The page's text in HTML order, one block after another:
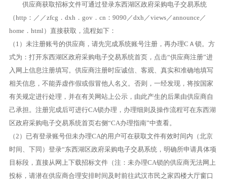
供应商获取招标文件可通过登录东西湖区政府采购电子交易系统
（http：／／zfcg．dxh．gov．cn：9090／dxh／views／announce／
home．html）直接获取，流程如下：
（1）未注册账号的供应商，请先完成系统账号注册，再办理CＡ锁。方
式为：打开东西湖区政府采购电子交易系统首页，点击“供应商注册”进
入网上信息注册填写。供应商注册时应诚信、客观、真实和准确地填写
相关信息，不能弄虚作假或假冒他人名义。否则，一经发现，将按国家
有关规定进行处理，并在有关网站上公示，由此产生的后果由供应商自
己承担。注册完成后可进行CA锁办理，办理细则及操作流程可在东西湖
区政府采购电子交易系统首页右侧“CA办理指南”中查看。
（2）已有登录账号但未办理CA的用户可在获取文件有效时间内（北京
时间、下同）登录“东西湖区政府采购电子交易系统，明确所申请具体项
目标段，直接从网上下载招标文件（注：未办理CA锁的供应商无法网上
投标，请潜在供应商合理安排时间及时前往武汉市民之家四楼大厅窗口